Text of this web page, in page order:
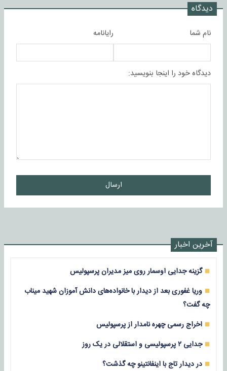
دیدگاه
نام شما رایانامه
دیدگاه خود را اینجا بنویسید:
ارسال
آخرین اخبار
گزینه جدایی اوسمار روی میز مدیران پرسپولیس
وریا غفوری بعد از دیدار با خانواده‌های دانش آموزان شهید میناب
چه گفت؟
اخراج رسمی چهره نامدار از پرسپولیس
جدایی ۲ پرسپولیسی و استقلالی در یک روز
در دیدار تاج با اینفانتینو چه گذشت؟